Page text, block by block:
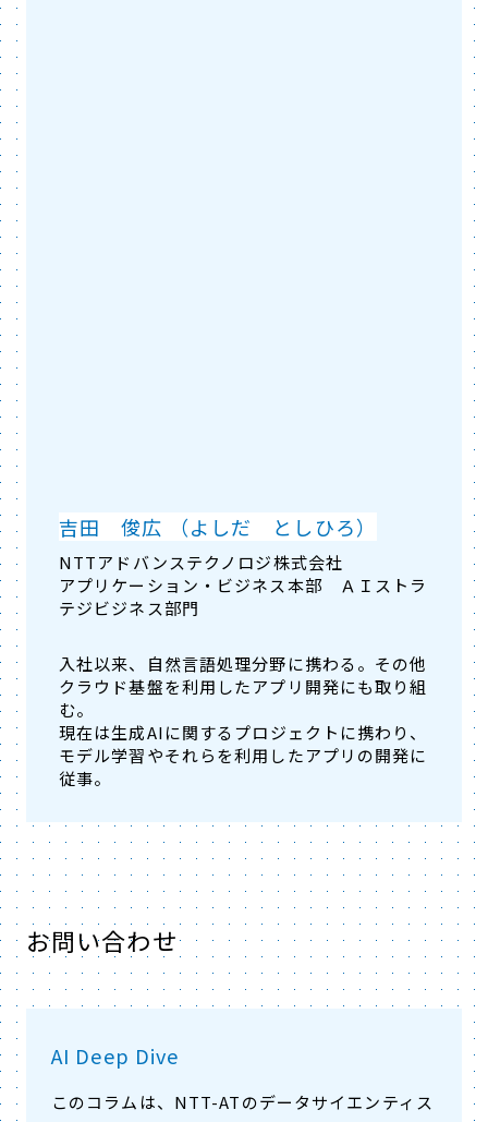
吉田 俊広 （よしだ としひろ）
NTTアドバンステクノロジ株式会社
アプリケーション・ビジネス本部 ＡＩストラ
テジビジネス部門
入社以来、自然言語処理分野に携わる。その他
クラウド基盤を利用したアプリ開発にも取り組
む。
現在は生成AIに関するプロジェクトに携わり、
モデル学習やそれらを利用したアプリの開発に
従事。
お問い合わせ
AI Deep Dive
このコラムは、NTT-ATのデータサイエンティス